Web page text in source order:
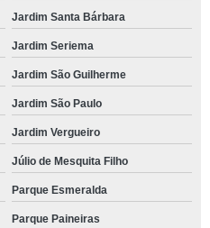
Jardim Santa Bárbara
Jardim Seriema
Jardim São Guilherme
Jardim São Paulo
Jardim Vergueiro
Júlio de Mesquita Filho
Parque Esmeralda
Parque Paineiras